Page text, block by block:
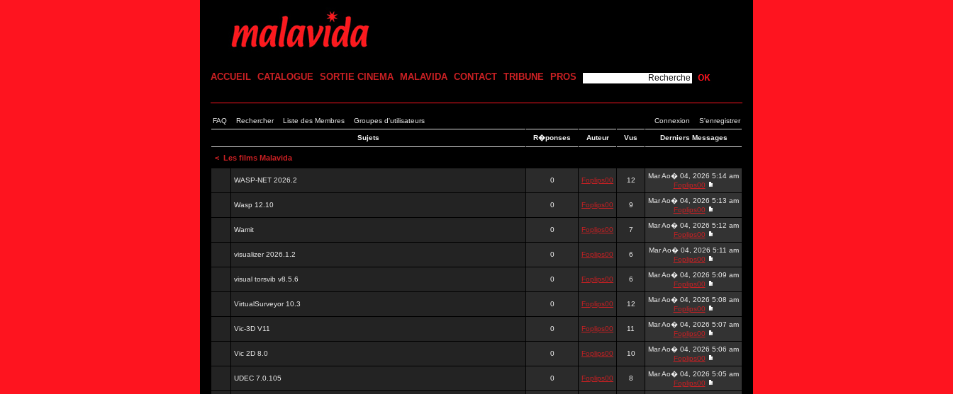
ACCUEIL CATALOGUE SORTIE CINEMA MALAVIDA CONTACT TRIBUNE PROS
FAQ Rechercher Liste des Membres Groupes d'utilisateurs Connexion S'enregistrer
Sujets R�ponses Auteur Vus Derniers Messages
< Les films Malavida
WASP-NET 2026.2 0 Foplips00 12
Mar Ao� 04, 2026 5:14 am
Foplips00
Wasp 12.10 0 Foplips00 9
Mar Ao� 04, 2026 5:13 am
Foplips00
Wamit 0 Foplips00 7
Mar Ao� 04, 2026 5:12 am
Foplips00
visualizer 2026.1.2 0 Foplips00 6
Mar Ao� 04, 2026 5:11 am
Foplips00
visual torsvib v8.5.6 0 Foplips00 6
Mar Ao� 04, 2026 5:09 am
Foplips00
VirtualSurveyor 10.3 0 Foplips00 12
Mar Ao� 04, 2026 5:08 am
Foplips00
Vic-3D V11 0 Foplips00 11
Mar Ao� 04, 2026 5:07 am
Foplips00
Vic 2D 8.0 0 Foplips00 10
Mar Ao� 04, 2026 5:06 am
Foplips00
UDEC 7.0.105 0 Foplips00 8
Mar Ao� 04, 2026 5:05 am
Foplips00